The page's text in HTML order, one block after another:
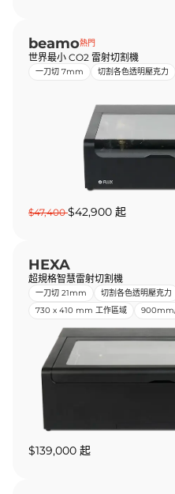
beamo熱門
世界最小 CO2 雷射切割機
一刀切 7mm 切割各色透明壓克力
$47,400$42,900 起
HEXA
超規格智慧雷射切割機
一刀切 21mm 切割各色透明壓克力
730 x 410 mm 工作區域
900mm/
$139,000 起